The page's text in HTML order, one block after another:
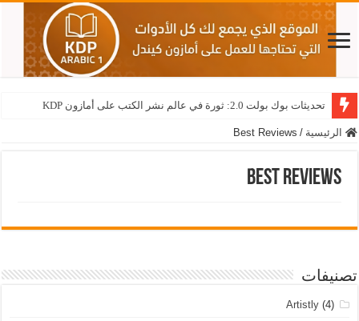
تحديثات بوك بولت 2.0: ثورة في عالم نشر الكتب على أمازون KDP
الرئيسية /
Best Reviews
Best Reviews
تصنيفات
Artistly(4)